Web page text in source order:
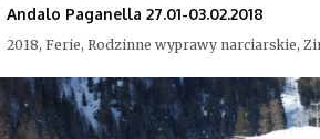
Andalo Paganella 27.01-03.02.2018
2018, Ferie, Rodzinne wyprawy narciarskie,